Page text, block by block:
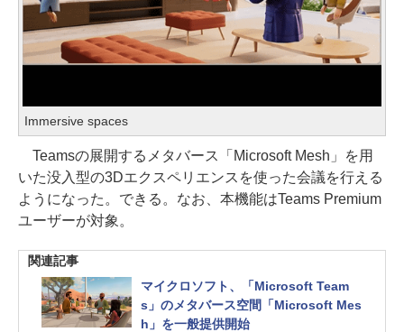
Immersive spaces
Teamsの展開するメタバース「Microsoft Mesh」を用
いた没入型の3Dエクスペリエンスを使った会議を行える
ようになった。できる。なお、本機能はTeams Premium
ユーザーが対象。
関連記事
マイクロソフト、「Microsoft Team
s」のメタバース空間「Microsoft Mes
h」を一般提供開始